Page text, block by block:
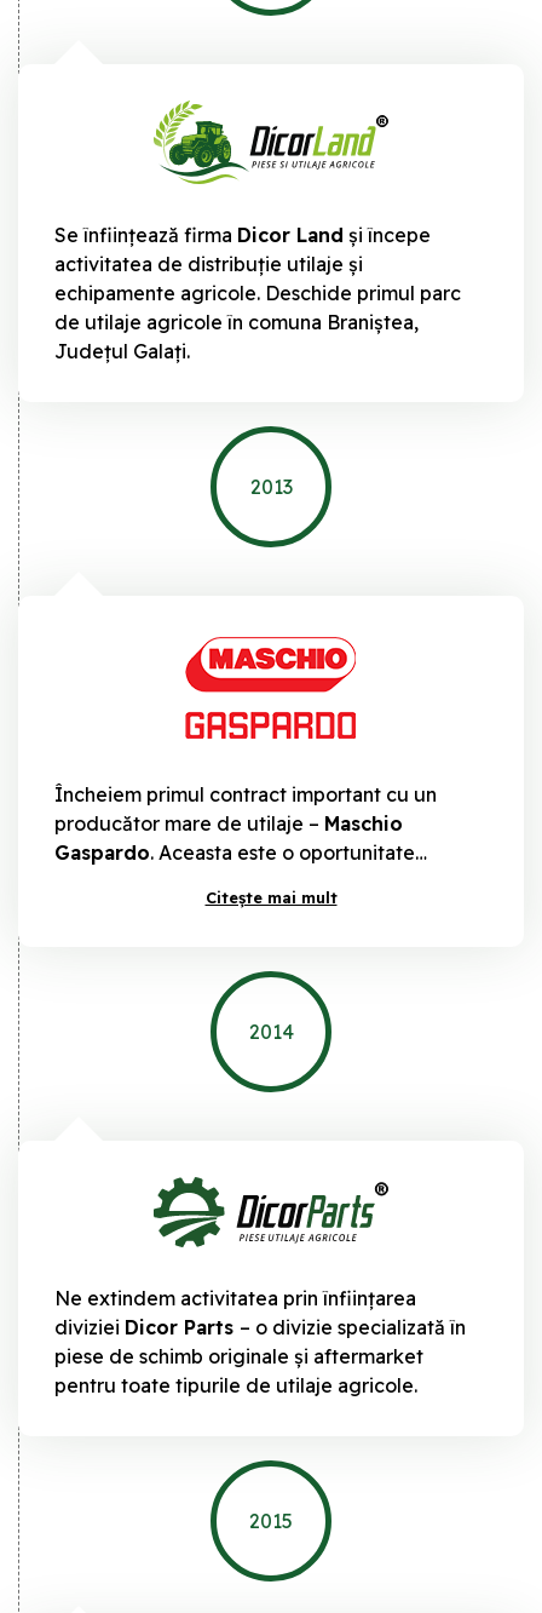
Se înființează firma Dicor Land și începe
activitatea de distribuție utilaje și
echipamente agricole. Deschide primul parc
de utilaje agricole în comuna Braniștea,
Județul Galați.
2013
Încheiem primul contract important cu un
producător mare de utilaje – Maschio
Gaspardo. Aceasta este o oportunitate
afacerea și de a consolida relațiile cu clienții
Citește mai mult
2014
Ne extindem activitatea prin înființarea
diviziei Dicor Parts – o divizie specializată în
piese de schimb originale și aftermarket
pentru toate tipurile de utilaje agricole.
2015